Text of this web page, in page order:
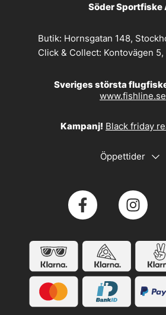
Söder Sportfiske
Butik: Hornsgatan 148,
Click & Collect: Kontovägen
Sveriges största
www.fishline.se
Kampanj! Black friday
Öppettider